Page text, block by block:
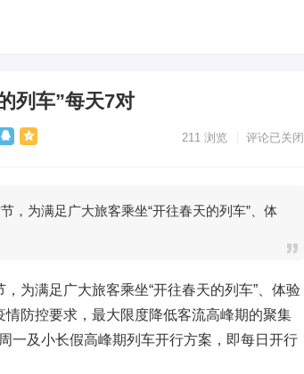
列车”每天7对
211 浏览 评论已关闭
，为满足广大旅客乘坐“开往春天的列车”、体
为满足广大旅客乘坐“开往春天的列车”、体验
情防控要求，最大限度降低客流高峰期的聚集
一及小长假高峰期列车开行方案，即每日开行